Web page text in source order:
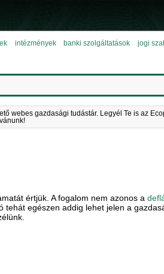
intézmények banki szolgáltatások jogi
webes gazdasági tudástár. Legyél Te is az
értjük. A fogalom nem azonos a
tehát egészen addig lehet jelen a